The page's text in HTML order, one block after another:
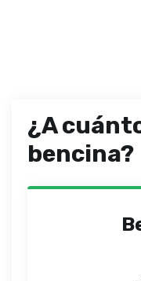
¿A
bencina?